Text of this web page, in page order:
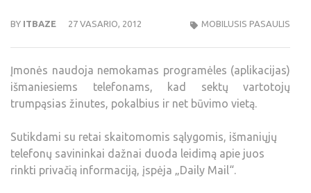
BY ITBAZE 27 VASARIO, 2012 MOBILUSIS PASAULIS
Įmonės naudoja nemokamas programėles (aplikacijas)
išmaniesiems telefonams, kad sektų vartotojų
trumpąsias žinutes, pokalbius ir net būvimo vietą.
Sutikdami su retai skaitomomis sąlygomis, išmaniųjų
telefonų savininkai dažnai duoda leidimą apie juos
rinkti privačią informaciją, įspėja „Daily Mail“.